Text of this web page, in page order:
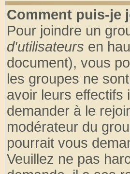
Comment puis-je
Pour joindre un
d'utilisateurs en
document), vous
les groupes ne
avoir leurs effectifs
demander à le
modérateur du
pourrait vous
Veuillez ne pas